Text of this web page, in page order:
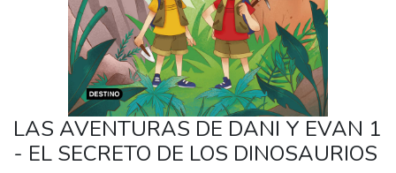
LAS AVENTURAS DE DANI Y EVAN 1
- EL SECRETO DE LOS DINOSAURIOS